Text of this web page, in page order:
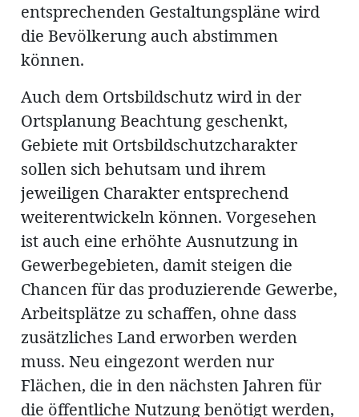
entsprechenden Gestaltungspläne wird
die Bevölkerung auch abstimmen
können.
Auch dem Ortsbildschutz wird in der
Ortsplanung Beachtung geschenkt,
Gebiete mit Ortsbildschutzcharakter
sollen sich behutsam und ihrem
jeweiligen Charakter entsprechend
weiterentwickeln können. Vorgesehen
ist auch eine erhöhte Ausnutzung in
Gewerbegebieten, damit steigen die
Chancen für das produzierende Gewerbe,
Arbeitsplätze zu schaffen, ohne dass
zusätzliches Land erworben werden
muss. Neu eingezont werden nur
Flächen, die in den nächsten Jahren für
die öffentliche Nutzung benötigt werden,